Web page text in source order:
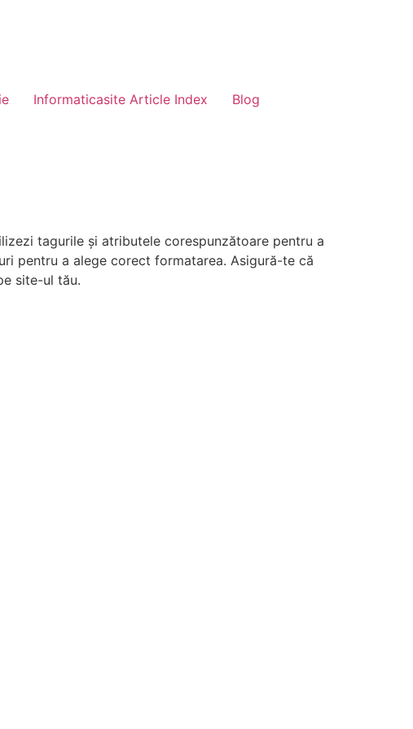
Informaticasite Article Index Blog
tagurile și atributele corespunzătoare pentru a
pentru a alege corect formatarea. Asigură-te că
site-ul tău.